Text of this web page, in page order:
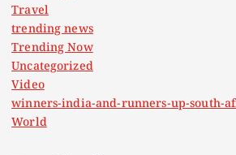
Travel
trending news
Trending Now
Uncategorized
Video
winners-india-and-runners-up-south-
World